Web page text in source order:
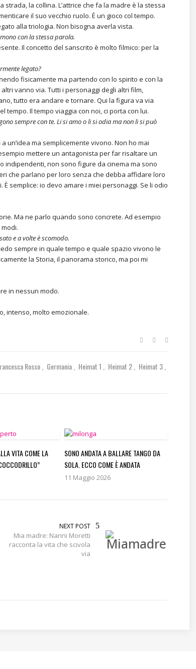
la collina. L’attrice che fa la madre è la stessa
il suo vecchio ruolo. È un gioco col tempo.
alla triologia. Non bisogna averla vista.
con la stessa parola.
Il concetto del sanscrito è molto filmico: per la
legato?
fisicamente ma partendo con lo spirito e con la
vanno via. Tutti i personaggi degli altri film,
tutto era andare e tornare. Qui la figura va via
tempo. Il tempo viaggia con noi, ci porta con lui.
sempre con te. Li si amo o li si odia ma non li si può
un’idea ma semplicemente vivono. Non ho mai
mettere un antagonista per far risaltare un
indipendenti, non sono figure da cinema ma sono
che parlano per loro senza che debba affidare loro
È semplice: io devo amare i miei personaggi. Se li odio
Ma ne parlo quando sono concrete. Ad esempio
e a volte è scomodo.
sempre in quale tempo e quale spazio vivono le
la Storia, il panorama storico, ma poi mi
in nessun modo.
intenso, molto emozionale.
Rosso Germania Heimat 1 Heimat 2
Heimat 3
VITA COME LA
SONO ANDATA A BALLARE TANGO DA
SOLA. ECCO COME È ANDATA
11 Maggio 2026
NEXT POST
Mia madre: Nanni Moretti
racconta la vita che scivola
via